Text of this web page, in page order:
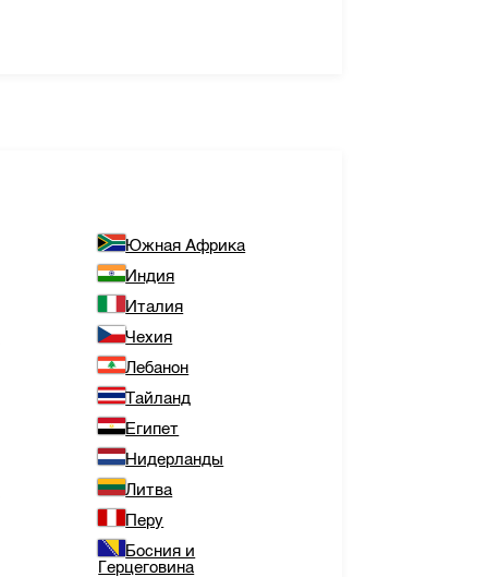
Южная Африка
Индия
Италия
Чехия
Лебанон
Тайланд
Египет
Нидерланды
Литва
Перу
Босния и
Герцеговина